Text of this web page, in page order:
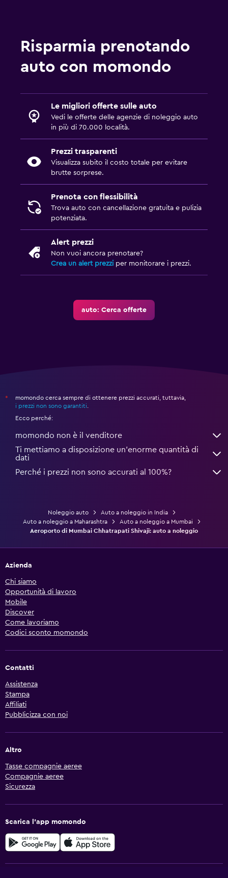
Risparmia prenotando
auto con momondo
Le migliori offerte sulle auto
Vedi le offerte delle agenzie di noleggio auto
in più di 70.000 località.
Prezzi trasparenti
Visualizza subito il costo totale per evitare
brutte sorprese.
Prenota con flessibilità
Trova auto con cancellazione gratuita e pulizia
potenziata.
Alert prezzi
Non vuoi ancora prenotare?
Crea un alert prezzi per monitorare i prezzi.
auto: Cerca offerte
*
momondo cerca sempre di ottenere prezzi accurati, tuttavia,
i prezzi non sono garantiti.
Ecco perché:
momondo non è il venditore
Ti mettiamo a disposizione un’enorme quantità di
dati
Perché i prezzi non sono accurati al 100%?
Noleggio auto
Auto a noleggio in India
Auto a noleggio a Maharashtra
Auto a noleggio a Mumbai
Aeroporto di Mumbai Chhatrapati Shivaji: auto a noleggio
Azienda
Chi siamo
Opportunità di lavoro
Mobile
Discover
Come lavoriamo
Codici sconto momondo
Contatti
Assistenza
Stampa
Affiliati
Pubblicizza con noi
Altro
Tasse compagnie aeree
Compagnie aeree
Sicurezza
Scarica l'app momondo